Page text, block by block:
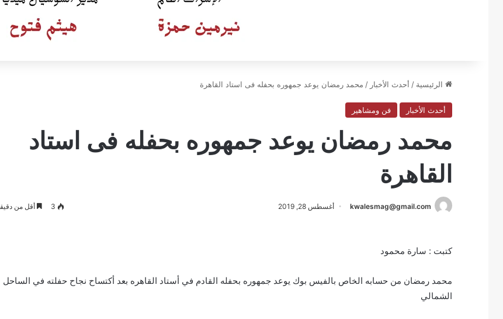
الرئيسية / أحدث الأخبار / محمد رمضان يوعد جمهوره بحفله فى استاد القاهرة
أحدث الأخبار فن ومشاهير
محمد رمضان يوعد جمهوره بحفله فى استاد
القاهرة
kwalesmag@gmail.com أغسطس 28, 2019 3 أقل من
كتبت : سارة محمود
محمد رمضان من حسابه الخاص بالفيس بوك يوعد جمهوره بحفله القادم في أستاد القاهره بعد أكتساح نجاح حفلته في الساحل
الشمالي